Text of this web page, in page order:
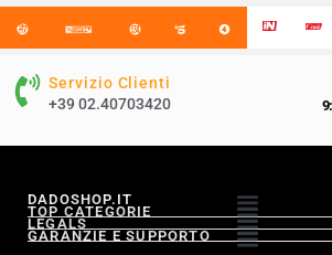
Servizio Clienti
+39 02.40703420
DADOSHOP.IT
TOP CATEGORIE
LEGALS
GARANZIE E SUPPORTO